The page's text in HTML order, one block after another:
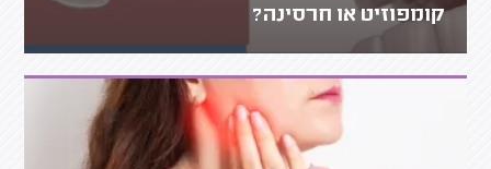
קומפוזיט או חרסינה?